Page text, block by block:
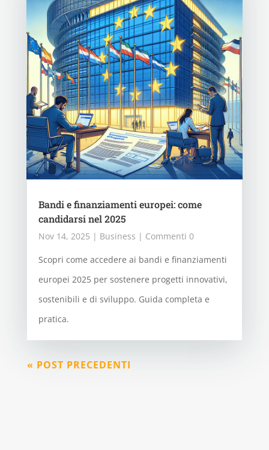
Bandi e finanziamenti europei: come
candidarsi nel 2025
Nov 14, 2025 | Business | Commenti 0
Scopri come accedere ai bandi e finanziamenti
europei 2025 per sostenere progetti innovativi,
sostenibili e di sviluppo. Guida completa e
pratica.
« POST PRECEDENTI